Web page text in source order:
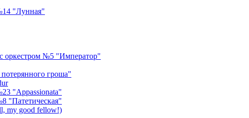
"Лунная"
оркестром №5 "Император"
гроша"
"Appassionata"
"Патетическая"
my good fellow!)